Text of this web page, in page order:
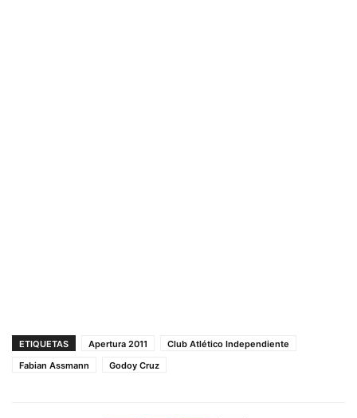
ETIQUETAS Apertura 2011
Club Atlético Independiente
Fabian Assmann
Godoy Cruz